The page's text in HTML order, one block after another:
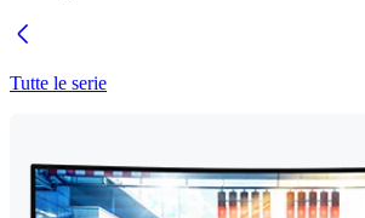
Tutte le serie